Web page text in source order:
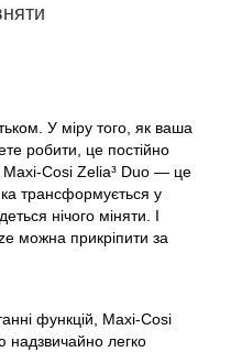
У міру того, як ваша
робити, це постійно
Maxi-Cosi Zelia³ Duo — це
трансформується у
нічого міняти. І
можна прикріпити за
функцій, Maxi-Cosi
надзвичайно легко